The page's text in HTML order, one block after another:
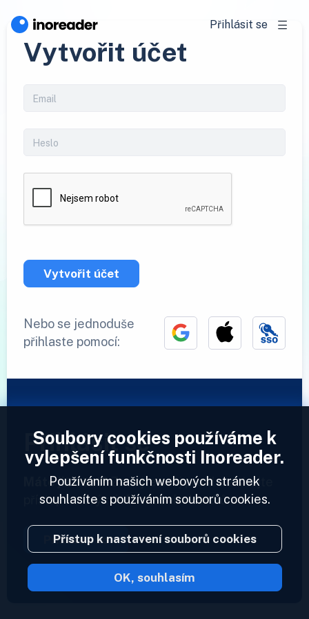
Přihlásit se
Vytvořit účet
Vytvořit účet
Nebo se jednoduše
přihlaste pomocí:
Přihlásit se
Máte již účet?Zadejte svůj profil a získejte
přístup ke svým informačním kanálům.
Přihlásit se
2023 © Inoreader
Soubory cookies používáme k
vylepšení funkčnosti Inoreader.
Používáním našich webových stránek
souhlasíte s používáním souborů cookies.
Přístup k nastavení souborů cookies
OK, souhlasím